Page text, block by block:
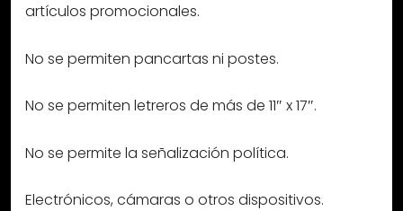
artículos promocionales.
No se permiten pancartas ni postes.
No se permiten letreros de más de 11″ x 17″.
No se permite la señalización política.
Electrónicos, cámaras o otros dispositivos.